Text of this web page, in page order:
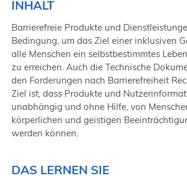
INHALT
Barrierefreie Produkte und
Bedingung, um das Ziel einer inklusiven
alle Menschen ein selbstbestimmtes
zu erreichen. Auch die Technische
den Forderungen nach Barrierefreiheit
Ziel ist, dass Produkte und
unabhängig und ohne Hilfe, von
körperlichen und geistigen
werden können.
DAS LERNEN SIE